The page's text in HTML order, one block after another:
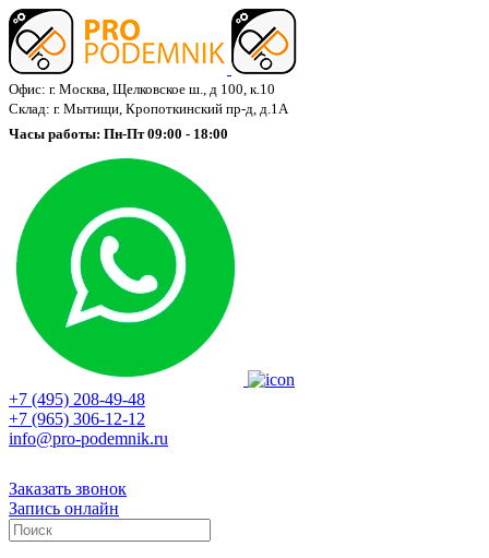
Офис: г. Москва, Щелковское ш., д 100, к.10
Склад: г. Мытищи, Кропоткинский пр-д, д.1А
Часы работы: Пн-Пт 09:00 - 18:00
+7 (495) 208-49-48
+7 (965) 306-12-12
info@pro-podemnik.ru
Заказать звонок
Запись онлайн